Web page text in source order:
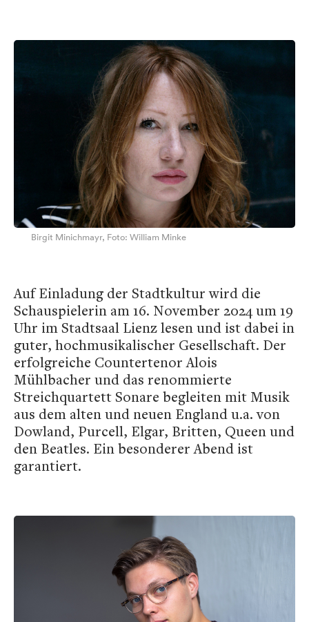
Birgit Minichmayr, Foto: William Minke
Auf Einladung der Stadtkultur wird die
Schauspielerin am 16. November 2024 um 19
Uhr im Stadtsaal Lienz lesen und ist dabei in
guter, hochmusikalischer Gesellschaft. Der
erfolgreiche Countertenor Alois
Mühlbacher und das renommierte
Streichquartett Sonare begleiten mit Musik
aus dem alten und neuen England u.a. von
Dowland, Purcell, Elgar, Britten, Queen und
den Beatles. Ein besonderer Abend ist
garantiert.